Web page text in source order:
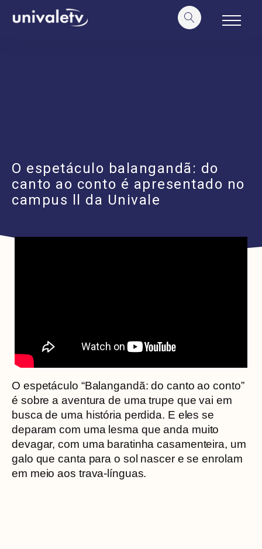
conteúdo
O espetáculo balangandã: do
canto ao conto é apresentado no
campus ll da Univale
O espetáculo “Balangandã: do canto ao conto”
é sobre a aventura de uma trupe que vai em
busca de uma história perdida. E eles se
deparam com uma lesma que anda muito
devagar, com uma baratinha casamenteira, um
galo que canta para o sol nascer e se enrolam
em meio aos trava-línguas.